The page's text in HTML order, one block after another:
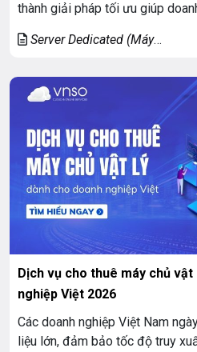
thành giải pháp tối ưu giúp
Nắm bắt xu hướng đó, […]
Server Dedicated (Máy
Dịch vụ cho thuê máy chủ
nghiệp Việt 2026
Các doanh nghiệp Việt Nam
liệu lớn, đảm bảo tốc độ truy